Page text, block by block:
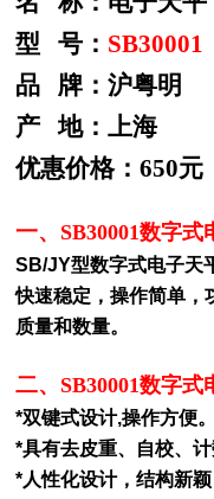
型 号： SB30001
品 牌：沪粤明
产 地：上海
优惠价格：650元
一、 SB30001数字式
SB/JY型数字式电子天
快速稳定，操作简单，
质量和数量。
二、 SB30001数字式
*双键式设计,操作方便
*具有去皮重、自校、
*人性化设计，结构新